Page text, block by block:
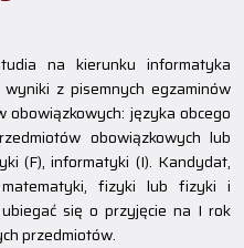
na kierunku informatyka
z pisemnych egzaminów
obowiązkowych: języka obcego
obowiązkowych lub
(F), informatyki (I). Kandydat,
fizyki lub fizyki i
się o przyjęcie na I rok
przedmiotów.